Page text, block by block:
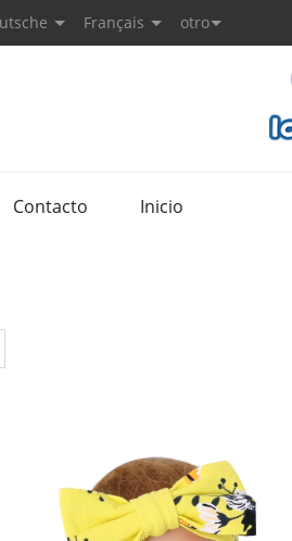
Français otro
Contacto Inicio